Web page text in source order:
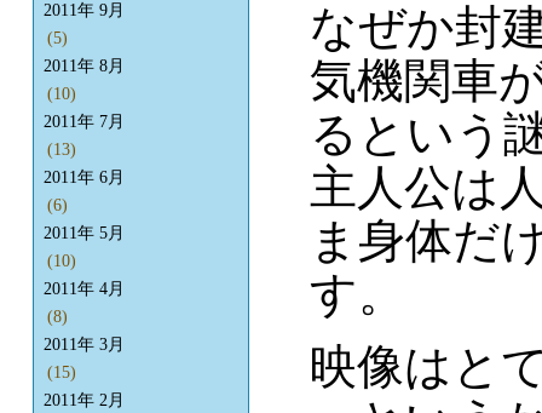
なぜか封
気機関車
るという
主人公は
ま身体だ
す。
映像はと
2011年 9月
(5)
2011年 8月
(10)
2011年 7月
(13)
2011年 6月
(6)
2011年 5月
(10)
2011年 4月
(8)
2011年 3月
(15)
2011年 2月